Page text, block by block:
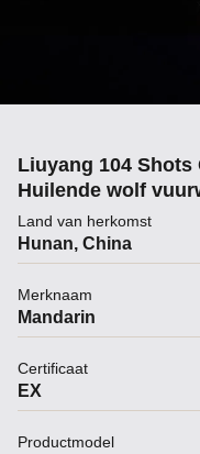
Liuyang 104
Huilende wolf
Land van herkomst
Hunan, China
Merknaam
Mandarin
Certificaat
EX
Productmodel